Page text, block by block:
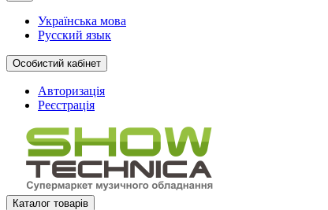
Українська мова
Русский язык
Особистий кабінет
Авторизація
Реєстрація
Каталог товарів